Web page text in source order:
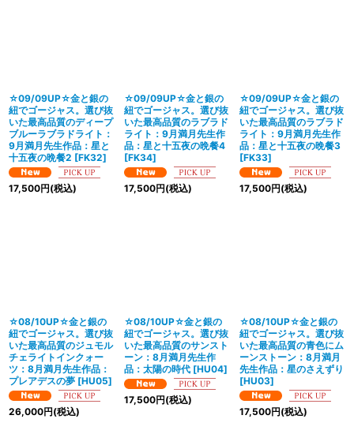
☆09/09UP☆金と銀の
紐でゴージャス。選び抜
いた最高品質のディープ
ブルーラブラドライト：
9月満月先生作品：星と
十五夜の晩餐2 [FK32]
17,500円(税込)
☆09/09UP☆金と銀の
紐でゴージャス。選び抜
いた最高品質のラブラド
ライト：9月満月先生作
品：星と十五夜の晩餐4
[FK34]
17,500円(税込)
☆09/09UP☆金と銀の
紐でゴージャス。選び抜
いた最高品質のラブラド
ライト：9月満月先生作
品：星と十五夜の晩餐3
[FK33]
17,500円(税込)
☆08/10UP☆金と銀の
紐でゴージャス。選び抜
いた最高品質のジュモル
チェライトインクォー
ツ：8月満月先生作品：
プレアデスの夢 [HU05]
26,000円(税込)
☆08/10UP☆金と銀の
紐でゴージャス。選び抜
いた最高品質のサンスト
ーン：8月満月先生作
品：太陽の時代 [HU04]
17,500円(税込)
☆08/10UP☆金と銀の
紐でゴージャス。選び抜
いた最高品質の青色にム
ーンストーン：8月満月
先生作品：星のさえずり
[HU03]
17,500円(税込)